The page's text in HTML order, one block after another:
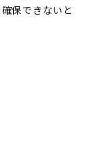
保できないと